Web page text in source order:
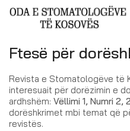
Ftesë për
Revista e Stomatologëve të
interesuait për dorëzimin e
ardhshëm: Vëllimi 1, Numri 2,
dorëshkrimet mbi temat që
revistës.